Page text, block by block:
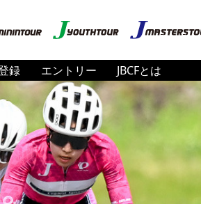
録 エントリー JBCFとは